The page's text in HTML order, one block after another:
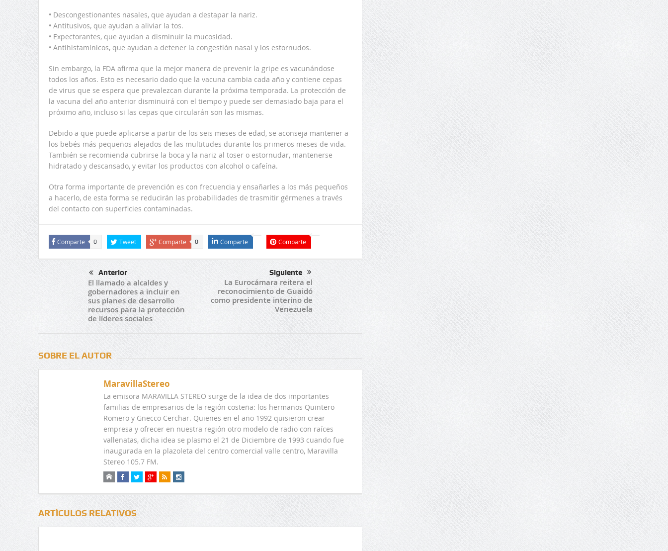
• Descongestionantes nasales, que ayudan a destapar la nariz.
• Antitusivos, que ayudan a aliviar la tos.
• Expectorantes, que ayudan a disminuir la mucosidad.
• Antihistamínicos, que ayudan a detener la congestión nasal y los estornudos.
Sin embargo, la FDA afirma que la mejor manera de prevenir la gripe es vacunándose
todos los años. Esto es necesario dado que la vacuna cambia cada año y contiene cepas
de virus que se espera que prevalezcan durante la próxima temporada. La protección de
la vacuna del año anterior disminuirá con el tiempo y puede ser demasiado baja para el
próximo año, incluso si las cepas que circularán son las mismas.
Debido a que puede aplicarse a partir de los seis meses de edad, se aconseja mantener a
los bebés más pequeños alejados de las multitudes durante los primeros meses de vida.
También se recomienda cubrirse la boca y la nariz al toser o estornudar, mantenerse
hidratado y descansado, y evitar los productos con alcohol o cafeína.
Otra forma importante de prevención es con frecuencia y ensañarles a los más pequeños
a hacerlo, de esta forma se reducirán las probabilidades de trasmitir gérmenes a través
del contacto con superficies contaminadas.
Comparte 0 Tweet Comparte 0 Comparte Comparte
Anterior
El llamado a alcaldes y
gobernadores a incluir en
sus planes de desarrollo
recursos para la protección
de líderes sociales
Siguiente
La Eurocámara reitera el
reconocimiento de Guaidó
como presidente interino de
Venezuela
SOBRE EL AUTOR
MaravillaStereo
La emisora MARAVILLA STEREO surge de la idea de dos importantes
familias de empresarios de la región costeña: los hermanos Quintero
Romero y Gnecco Cerchar. Quienes en el año 1992 quisieron crear
empresa y ofrecer en nuestra región otro modelo de radio con raíces
vallenatas, dicha idea se plasmo el 21 de Diciembre de 1993 cuando fue
inaugurada en la plazoleta del centro comercial valle centro, Maravilla
Stereo 105.7 FM.
ARTÍCULOS RELATIVOS